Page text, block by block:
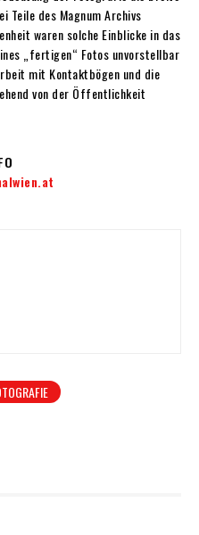
Teile des Magnum Archivs
waren solche Einblicke in das
„fertigen“ Fotos unvorstellbar
mit Kontaktbögen und die
von der Öffentlichkeit